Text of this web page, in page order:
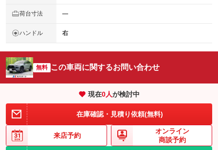
荷台寸法 ―
ハンドル 右
無料 この車両に関するお問い合わせ
現在0人が検討中
在庫確認・見積り依頼(無料)
来店予約
オンライン
商談予約